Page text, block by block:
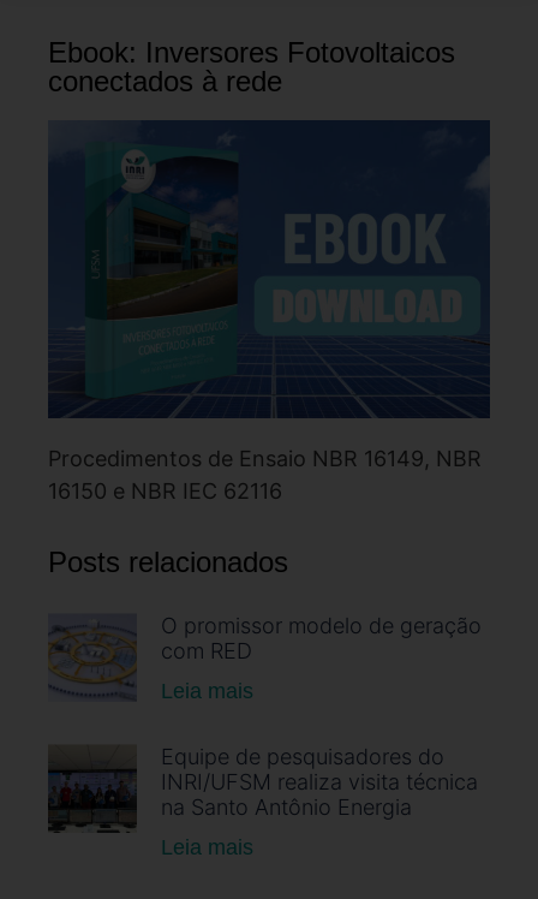
Ebook: Inversores Fotovoltaicos
conectados à rede
Procedimentos de Ensaio NBR 16149, NBR
16150 e NBR IEC 62116
Posts relacionados
O promissor modelo de geração
com RED
Leia mais
Equipe de pesquisadores do
INRI/UFSM realiza visita técnica
na Santo Antônio Energia
Leia mais